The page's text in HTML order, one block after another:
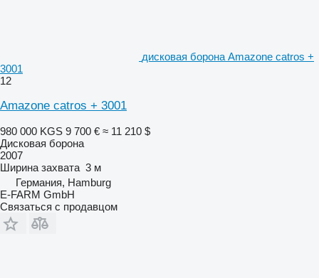
дисковая борона Amazone catros +
3001
12
Amazone catros + 3001
980 000 KGS 9 700 € ≈ 11 210 $
Дисковая борона
2007
Ширина захвата 3 м
Германия, Hamburg
E-FARM GmbH
Связаться с продавцом